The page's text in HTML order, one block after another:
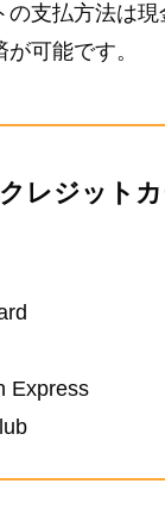
の支払方法は
可能です。
レジット
Express